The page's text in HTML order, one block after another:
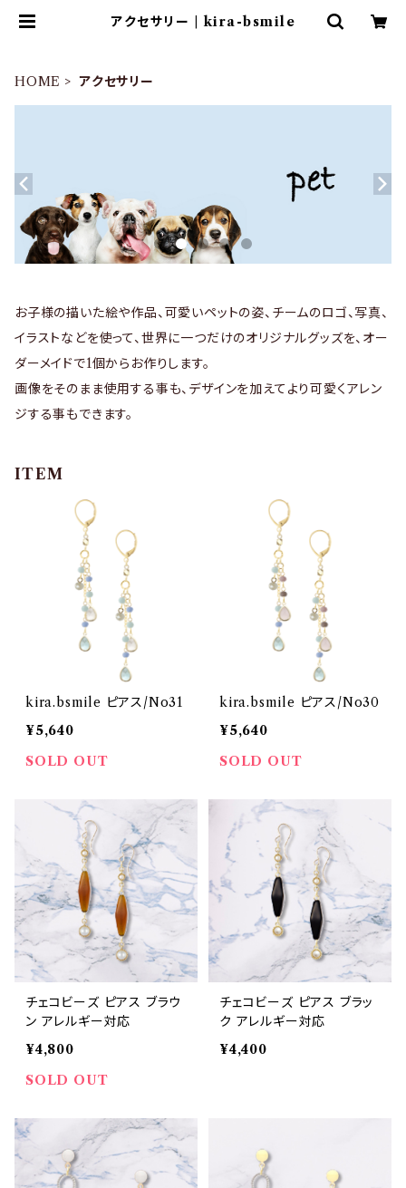
アクセサリー | kira-bsmile
HOME アクセサリー
お子様の描いた絵や作品、可愛いペットの姿、チームのロゴ、写真、
イラストなどを使って、世界に一つだけのオリジナルグッズを、オー
ダーメイドで1個からお作りします。
画像をそのまま使用する事も、デザインを加えてより可愛くアレン
ジする事もできます。
ITEM
kira.bsmile ピアス/No31
¥5,640
SOLD OUT
kira.bsmile ピアス/No30
¥5,640
SOLD OUT
チェコビーズ ピアス ブラウ
ン アレルギー対応
¥4,800
SOLD OUT
チェコビーズ ピアス ブラッ
ク アレルギー対応
¥4,400